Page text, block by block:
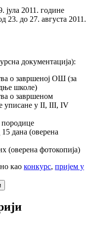
јула 2011. године
23. до 27. августа 2011.
документација):
о завршеној ОШ (за
школе)
о завршеном
уписане у II, III, IV
дана (оверена
(оверена фотокопија)
као конкурс, пријем у